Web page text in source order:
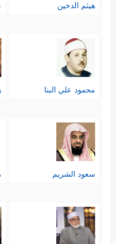
هيثم الدخين
محمود علي البنا
سعود الشريم